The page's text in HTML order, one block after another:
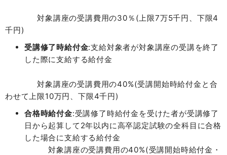
対象講座の受講費用の30％(上限7万5千円、下限4
千円)
受講修了時給付金:支給対象者が対象講座の受講を終了
した際に支給する給付金
対象講座の受講費用の40%(受講開始時給付金と合
わせて上限10万円、下限4千円)
合格時給付金:受講修了時給付金を受けた者が受講修了
日から起算して2年以内に高卒認定試験の全科目に合格
した場合に支給する給付金
対象講座の受講費用の40%(受講開始時給付金・